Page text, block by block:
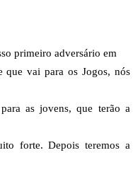
primeiro adversário em
que vai para os Jogos, nós
as jovens, que terão a
forte. Depois teremos a